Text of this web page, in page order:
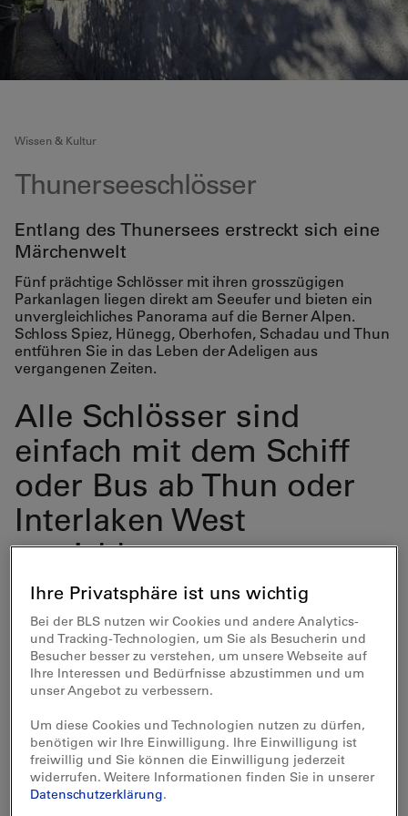
Wissen & Kultur
Thunerseeschlösser
Entlang des Thunersees erstreckt sich eine
Märchenwelt
Fünf prächtige Schlösser mit ihren grosszügigen
Parkanlagen liegen direkt am Seeufer und bieten ein
unvergleichliches Panorama auf die Berner Alpen.
Schloss Spiez, Hünegg, Oberhofen, Schadau und Thun
entführen Sie in das Leben der Adeligen aus
vergangenen Zeiten.
Alle Schlösser sind
einfach mit dem Schiff
oder Bus ab Thun oder
Interlaken West
erreichbar.
Ihre Privatsphäre ist uns wichtig
Bei der BLS nutzen wir Cookies und andere Analytics-
und Tracking-Technologien, um Sie als Besucherin und
Besucher besser zu verstehen, um unsere Webseite auf
Ihre Interessen und Bedürfnisse abzustimmen und um
unser Angebot zu verbessern.
Um diese Cookies und Technologien nutzen zu dürfen,
benötigen wir Ihre Einwilligung. Ihre Einwilligung ist
freiwillig und Sie können die Einwilligung jederzeit
widerrufen. Weitere Informationen finden Sie in unserer
Datenschutzerklärung.